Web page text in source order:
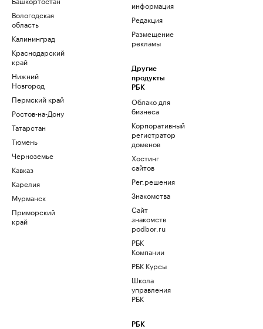
Вологодская
область
Калининград
Краснодарский
край
Нижний
Новгород
Пермский край
Ростов-на-Дону
Татарстан
Тюмень
Черноземье
Кавказ
Карелия
Мурманск
Приморский
край
информация
Редакция
Размещение
рекламы
Другие
продукты
РБК
Облако для
бизнеса
Корпоративный
регистратор
доменов
Хостинг
сайтов
Рег.решения
Знакомства
Сайт
знакомств
podbor.ru
РБК
Компании
РБК Курсы
Школа
управления
РБК
РБК